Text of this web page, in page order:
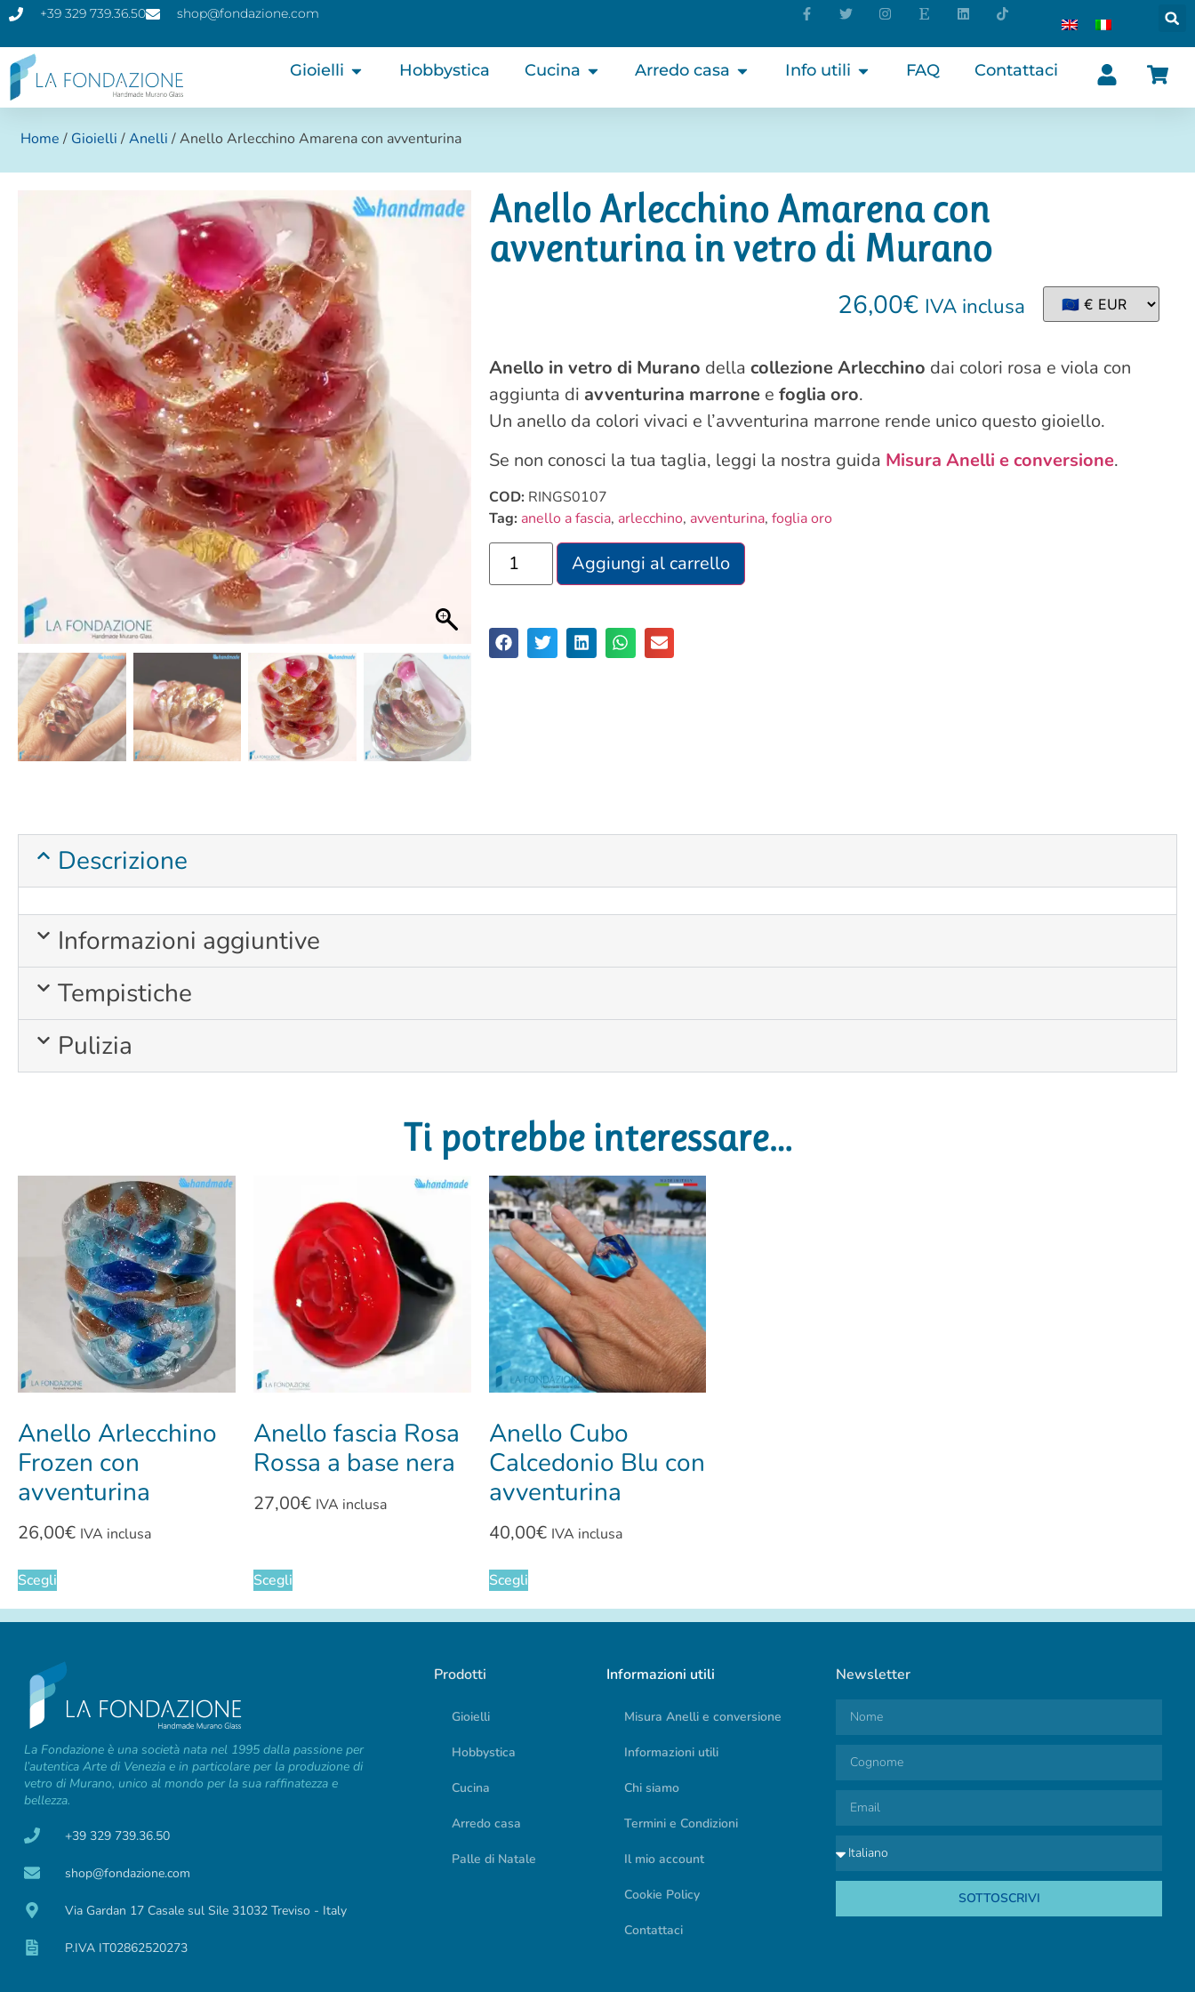
+39 329 739.36.50 shop@fondazione.com
Gioielli Hobbystica Cucina Arredo casa Info utili FAQ Contattaci
Home / Gioielli /Anelli / Anello Arlecchino Amarena con avventurina
Anello Arlecchino Amarena con
avventurina in vetro di Murano
26,00€ IVA inclusa
Anello in vetro di Murano della collezione Arlecchino dai colori rosa e viola con
aggiunta di avventurina marrone e foglia oro.
Un anello da colori vivaci e l’avventurina marrone rende unico questo gioiello.
Se non conosci la tua taglia, leggi la nostra guida Misura Anelli e conversione.
COD: RINGS0107
Tag: anello a fascia, arlecchino, avventurina, foglia oro
Aggiungi al carrello
Descrizione
Informazioni aggiuntive
Tempistiche
Pulizia
Ti potrebbe interessare…
Anello Arlecchino
Frozen con
avventurina
26,00€ IVA inclusa
Scegli
Anello fascia Rosa
Rossa a base nera
27,00€ IVA inclusa
Scegli
Anello Cubo
Calcedonio Blu con
avventurina
40,00€ IVA inclusa
Scegli
La Fondazione è una società nata nel 1995 dalla passione per
l’autentica Arte di Venezia e in particolare per la produzione di
vetro di Murano, unico al mondo per la sua raffinatezza e
bellezza.
+39 329 739.36.50
shop@fondazione.com
Via Gardan 17 Casale sul Sile 31032 Treviso - Italy
P.IVA IT02862520273
Prodotti
Gioielli
Hobbystica
Cucina
Arredo casa
Palle di Natale
Informazioni utili
Misura Anelli e conversione
Informazioni utili
Chi siamo
Termini e Condizioni
Il mio account
Cookie Policy
Contattaci
Newsletter
SOTTOSCRIVI